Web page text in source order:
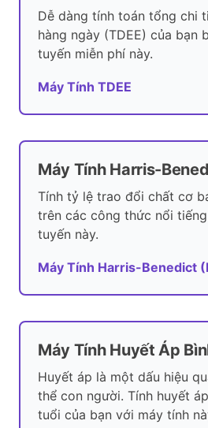
Dễ dàng tính toán tổng chi
hàng ngày (TDEE) của bạn
tuyến miễn phí này.
Máy Tính TDEE
Máy Tính Harris-
Tính tỷ lệ trao đổi chất cơ
trên các công thức nổi
tuyến này.
Máy Tính Harris-Benedict
Máy Tính Huyết Áp
Huyết áp là một dấu hiệu
thể con người. Tính huyết
tuổi của bạn với máy tính